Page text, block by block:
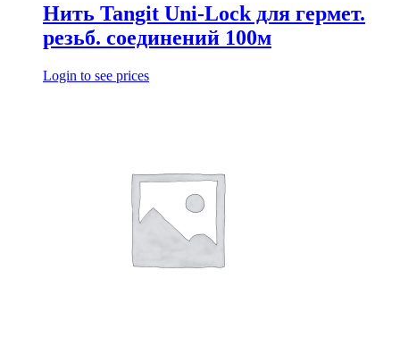
Нить Tangit Uni-Lock для гермет.
резьб. соединений 100м
Login to see prices